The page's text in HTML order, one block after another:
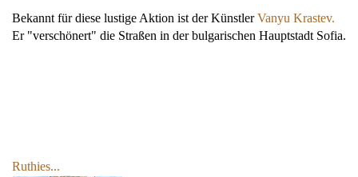
Bekannt für diese lustige Aktion ist der KünstlerVanyu Krastev.
Er "verschönert" die Straßen in der bulgarischen Hauptstadt Sofia.
Ruthies...